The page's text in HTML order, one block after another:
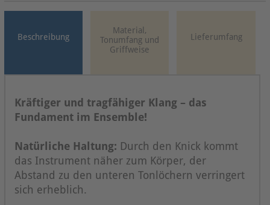
Beschreibung
Material,
Tonumfang und
Griffweise
Lieferumfang
Kräftiger und tragfähiger Klang – das
Fundament im Ensemble!
Natürliche Haltung: Durch den Knick kommt
das Instrument näher zum Körper, der
Abstand zu den unteren Tonlöchern verringert
sich erheblich.